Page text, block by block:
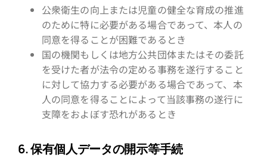
公衆衛生の向上または児童の健全な育成の推進
のために特に必要がある場合であって、本人の
同意を得ることが困難であるとき
国の機関もしくは地方公共団体またはその委託
を受けた者が法令の定める事務を遂行すること
に対して協力する必要がある場合であって、本
人の同意を得ることによって当該事務の遂行に
支障をおよぼす恐れがあるとき
6. 保有個人データの開示等手続